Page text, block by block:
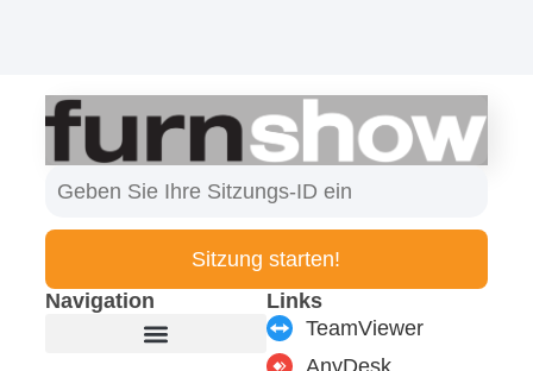
Navigation
Links
TeamViewer
Sitzung starten!